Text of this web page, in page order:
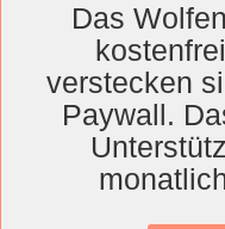
Wolfenbüttel
Das
verstecken
Paywall.